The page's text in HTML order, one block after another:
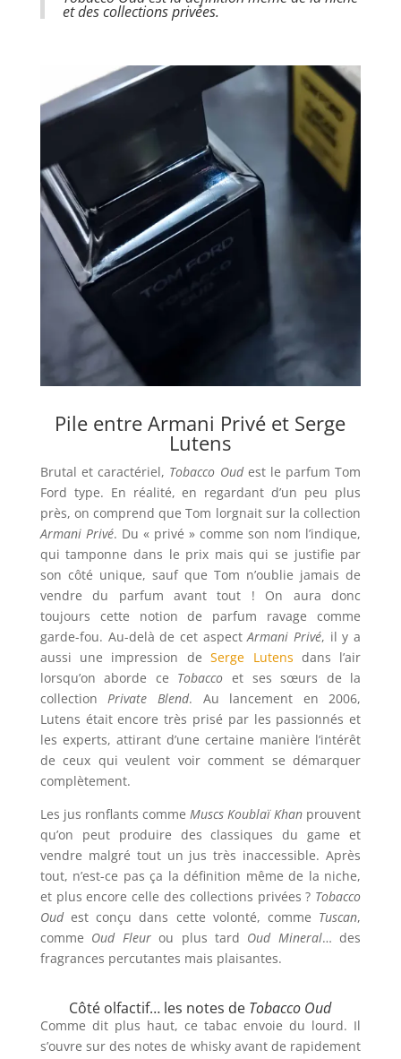
et des collections privées.
Pile entre Armani Privé et Serge
Lutens
Brutal et caractériel, Tobacco Oudest le parfum Tom
Ford type. En réalité, en regardant d’un peu plus
près, on comprend que Tom lorgnait sur la collection
Armani Privé. Du « privé » comme son nom l’indique,
qui tamponne dans le prix mais qui se justifie par
son côté unique, sauf que Tom n’oublie jamais de
vendre du parfum avant tout ! On aura donc
toujours cette notion de parfum ravage comme
garde-fou. Au-delà de cet aspectArmani Privé, il y a
aussi une impression deSerge Lutens dans l’air
lorsqu’on aborde ce Tobacco et ses sœurs de la
collectionPrivate Blend. Au lancement en 2006,
Lutens était encore très prisé par les passionnés et
les experts, attirant d’une certaine manière l’intérêt
de ceux qui veulent voir comment se démarquer
complètement.
Les jus ronflants commeMuscs Koublaï Khan prouvent
qu’on peut produire des classiques du game et
vendre malgré tout un jus très inaccessible. Après
tout, n’est-ce pas ça la définition même de la niche,
et plus encore celle des collections privées ? Tobacco
Oudest conçu dans cette volonté, comme Tuscan,
comme Oud Fleurou plus tard Oud Mineral… des
fragrances percutantes mais plaisantes.
Côté olfactif… les notes de Tobacco Oud
Comme dit plus haut, ce tabac envoie du lourd. Il
s’ouvre sur des notes de whisky avant de rapidement